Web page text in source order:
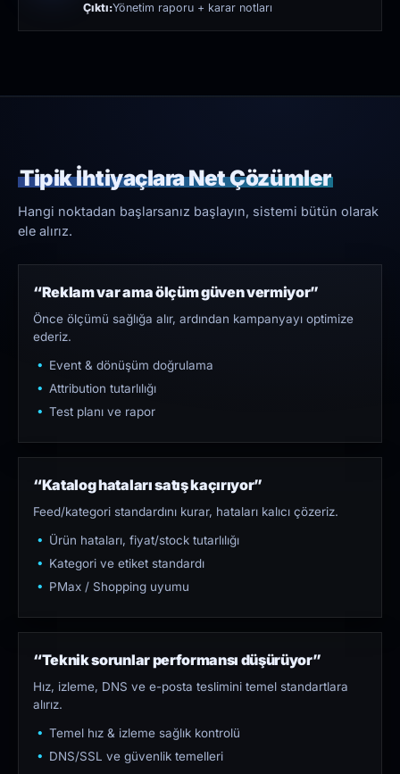
Çıktı:Yönetim raporu + karar notları
Tipik İhtiyaçlara Net Çözümler
Hangi noktadan başlarsanız başlayın, sistemi bütün olarak
ele alırız.
“Reklam var ama ölçüm güven vermiyor”
Önce ölçümü sağlığa alır, ardından kampanyayı optimize
ederiz.
Event & dönüşüm doğrulama
Attribution tutarlılığı
Test planı ve rapor
“Katalog hataları satış kaçırıyor”
Feed/kategori standardını kurar, hataları kalıcı çözeriz.
Ürün hataları, fiyat/stock tutarlılığı
Kategori ve etiket standardı
PMax / Shopping uyumu
“Teknik sorunlar performansı düşürüyor”
Hız, izleme, DNS ve e-posta teslimini temel standartlara
alırız.
Temel hız & izleme sağlık kontrolü
DNS/SSL ve güvenlik temelleri